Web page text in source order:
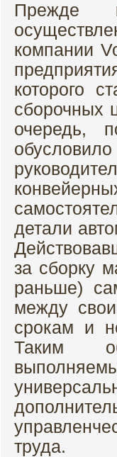
Прежде
компании
которого
сборочных
очередь,
детали
за сборку
раньше)
между
срокам и
Таким
труда.